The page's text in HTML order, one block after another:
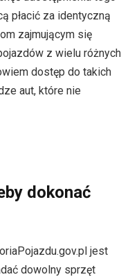
płacić za identyczną
zajmującym się
z wielu różnych
dostęp do takich
aut, które nie
dokonać
jest
dowolny sprzęt